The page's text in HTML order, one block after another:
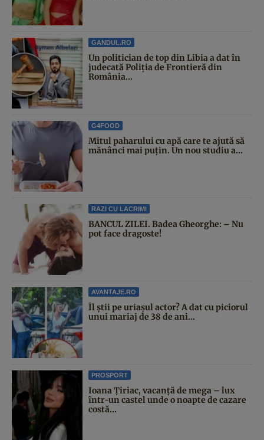
GANDUL.RO
Un politician de top din Libia a dat în
judecată Poliția de Frontieră din
România...
G4FOOD
Mitul paharului cu apă care te ajută să
mănânci mai puțin. Un nou studiu a...
RAZI CU LACRIMI
BANCUL ZILEI. Badea Gheorghe: – Nu
pot face dragoste!
AVANTAJE.RO
Îl știi pe uriașul actor? A dat cu piciorul
unui mariaj de 38 de ani...
PROSPORT
Ioana Țiriac, vacanță de mega – lux
într-un castel unde o noapte de cazare
costă...